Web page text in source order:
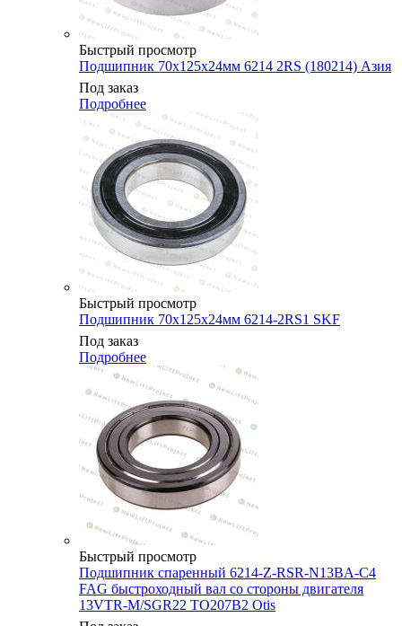
Быстрый просмотр
Подшипник 70х125х24мм 6214 2RS (180214) Азия
Под заказ
Подробнее
Быстрый просмотр
Подшипник 70х125х24мм 6214-2RS1 SKF
Под заказ
Подробнее
Быстрый просмотр
Подшипник спаренный 6214-Z-RSR-N13BA-C4
FAG быстроходный вал со стороны двигателя
13VTR-M/SGR22 TO207B2 Otis